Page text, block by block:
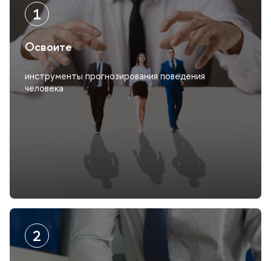
Освоите
инструменты прогнозирования поведения
человека